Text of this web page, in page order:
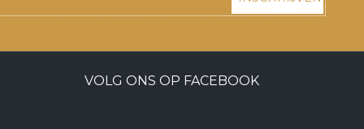
VOLG ONS OP FACEBOOK